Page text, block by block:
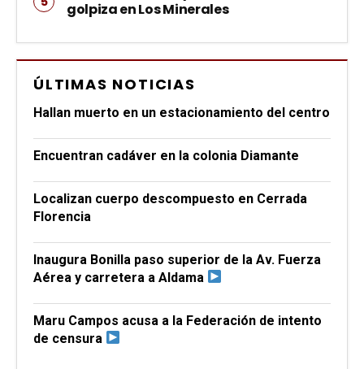
golpiza en Los Minerales
ÚLTIMAS NOTICIAS
Hallan muerto en un estacionamiento del centro
Encuentran cadáver en la colonia Diamante
Localizan cuerpo descompuesto en Cerrada
Florencia
Inaugura Bonilla paso superior de la Av. Fuerza
Aérea y carretera a Aldama
Maru Campos acusa a la Federación de intento
de censura